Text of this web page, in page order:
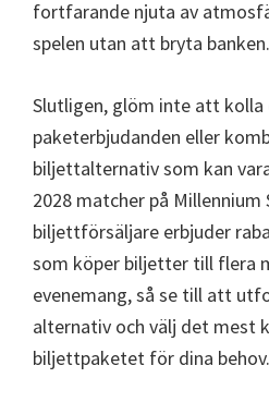
fortfarande njuta av
spelen utan att bryta banken.
Slutligen, glöm inte att kolla
paketerbjudanden eller
biljettalternativ som kan
2028 matcher på Millennium
biljettförsäljare erbjuder
som köper biljetter till flera
evenemang, så se till att
alternativ och välj det mest
biljettpaketet för dina behov.